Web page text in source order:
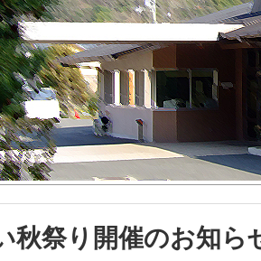
秋祭り開催のお知ら